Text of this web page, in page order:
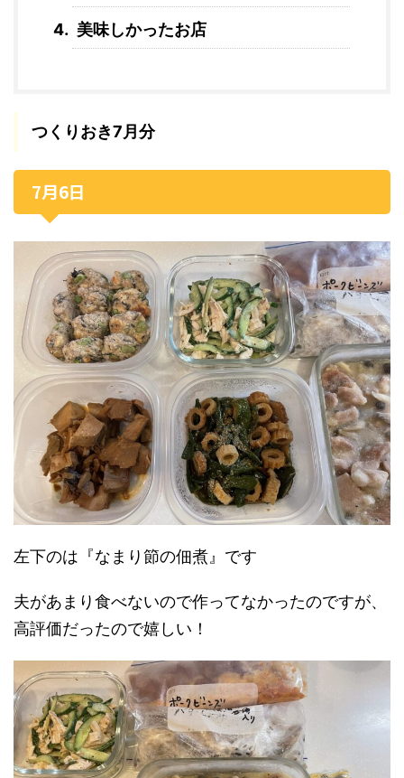
美味しかったお店
つくりおき7月分
7月6日
左下のは『なまり節の佃煮』です
夫があまり食べないので作ってなかったのですが、
高評価だったので嬉しい！